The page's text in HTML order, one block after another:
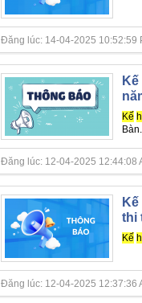
Đăng lúc: 14-04-2025 10:52:59
Kế
Đăng lúc: 12-04-2025 12:44:08
thi
Kế
Đăng lúc: 12-04-2025 12:37:36